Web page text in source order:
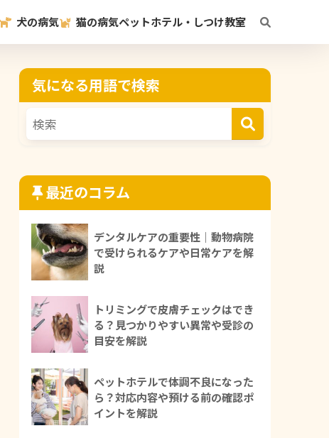
犬の病気 猫の病気ペットホテル・しつけ教室
気になる用語で検索
最近のコラム
デンタルケアの重要性｜動物病院
で受けられるケアや日常ケアを解
説
トリミングで皮膚チェックはでき
る？見つかりやすい異常や受診の
目安を解説
ペットホテルで体調不良になった
ら？対応内容や預ける前の確認ポ
イントを解説